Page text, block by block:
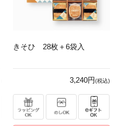
きそひ 28枚＋6袋入
3,240円(税込)